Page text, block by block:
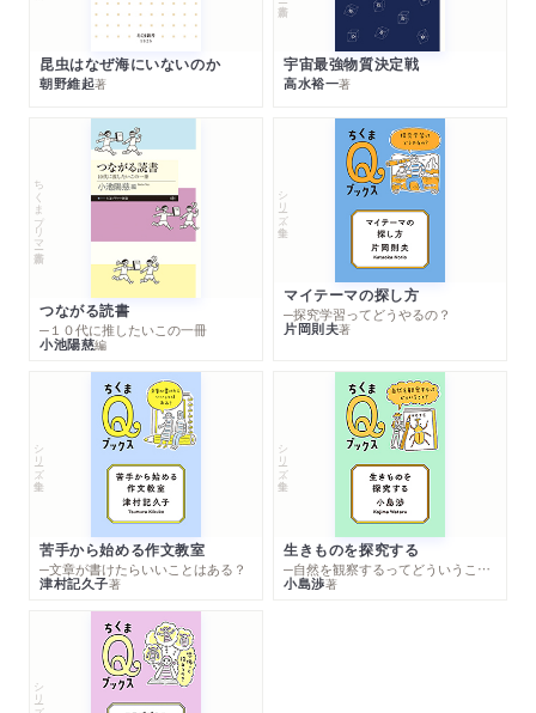
昆虫はなぜ海にいないのか
朝野維起著
宇宙最強物質決定戦
高水裕一著
ちくまプリマー新書
つながる読書
─１０代に推したいこの一冊
小池陽慈編
シリーズ・全集
マイテーマの探し方
─探究学習ってどうやるの？
片岡則夫著
シリーズ・全集
苦手から始める作文教室
─文章が書けたらいいことはある？
津村記久子著
シリーズ・全集
生きものを探究する
─自然を観察するってどういうこと？
小島渉著
シリーズ・全集